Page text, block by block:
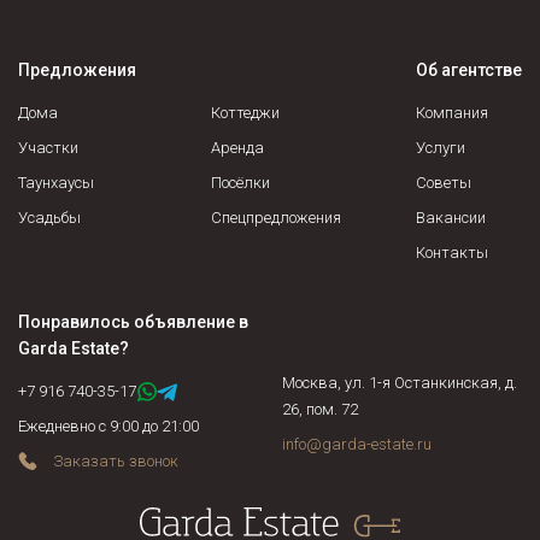
собственников недееспособные, несовершеннолетние,
военнослужащие, осужденные граждане и соблюдены ли их
залоге у банка. Если объект недвижимости продается по
доверенности, нужно подтвердить действительность
доверенности на момент сделки и т.д.
Предложения
Дома
Участки
Таунхаусы
Усадьбы
Коттеджи
Аренда
Посёлки
Спецпредложения
Об агентстве
Компания
Услуги
Советы
Вакансии
Контакты
Понравилось объявление в
Garda Estate?
+7 916 740-35-17
Ежедневно с 9:00 до 21:00
Заказать звонок
Москва, ул. 1-я Останкинская, д.
26, пом. 72
info@garda-estate.ru